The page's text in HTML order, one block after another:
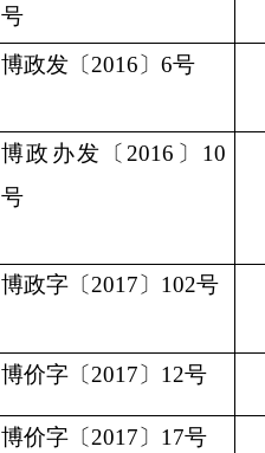
号
博政发 〔2016〕6号
博政办发 〔2016〕10
号
博政字 〔201 7〕102号
博价字 〔201 7〕12号
博价字 〔201 7〕17号